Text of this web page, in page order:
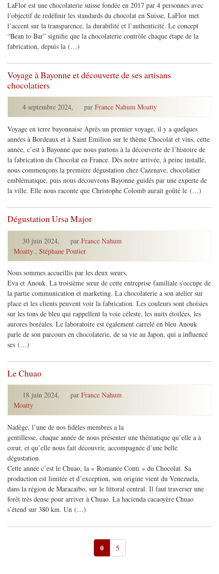
LaFlor est une chocolaterie suisse fondée en 2017 par 4 personnes avec
l’objectif de redéfinir les standards du chocolat en Suisse, LaFlor met
l’accent sur la transparence, la durabilité et l’authenticité. Le concept
“Bean to Bar” signifie que la chocolaterie contrôle chaque étape de la
fabrication, depuis la (…)
Voyage à Bayonne et découverte de ses artisans
chocolatiers
4 septembre 2024, par France Nahum Moatty
Voyage en terre bayonnaise Après un premier voyage, il y a quelques
années à Bordeaux et à Saint Emilion sur le thème Chocolat et vins, cette
année, c’est à Bayonne que nous partons à la découverte de l’histoire de
la fabrication du Chocolat en France. Dès notre arrivée, à peine installé,
nous commençons la première dégustation chez Cazenave, chocolatier
emblématique, puis nous découvrons Bayonne guidés par une experte de
la ville. Elle nous raconte que Christophe Colomb aurait goûté le (…)
Dégustation Ursa Major
30 juin 2024, par France Nahum
Moatty , Stéphane Pontier
Nous sommes accueillis par les deux sœurs,
Eva et Anouk. La troisième sœur de cette entreprise familiale s’occupe de
la partie communication et marketing. La chocolaterie a son atelier sur
place et les clients peuvent voir la fabrication. Les couleurs sont choisies
sur les tons de bleu qui rappellent la voie céleste, les nuits étoilées, les
aurores boréales. Le laboratoire est également carrelé en bleu Anouk
parle de son parcours en chocolaterie, de sa vie au Japon, qui a influencé
ses (…)
Le Chuao
18 juin 2024, par France Nahum
Moatty
Nadège, l’une de nos fidèles membres a la
gentillesse, chaque année de nous présenter une thématique qu’elle a à
cœur, et qu’elle nous fait découvrir, accompagnée d’une belle
dégustation.
Cette année c’est le Chuao, la « Romanée Conti » du Chocolat. Sa
production est limitée et d’exception, son origine vient du Venezuela,
dans la région de Maracaibo, sur le littoral central. Il faut traverser une
forêt très dense pour arriver à Chuao. La hacienda cacaoyère Chuao
s’étend sur 380 km. Un (…)
0 5